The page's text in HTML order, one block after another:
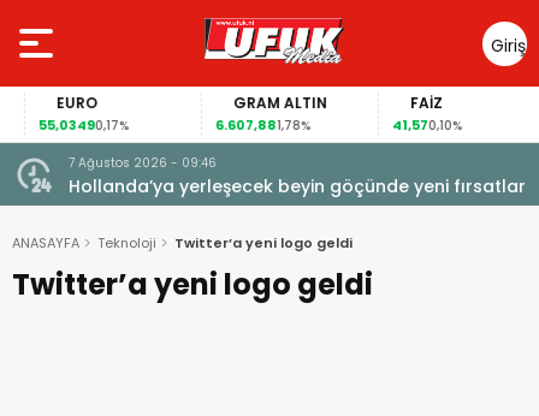
Giriş
Yap
EURO
55,03490,17%
GRAM ALTIN
6.607,881,78%
FAİZ
41,570,10%
7 Ağustos 2026 - 09:46
Hollanda’ya yerleşecek beyin göçünde yeni fırsatlar
ANASAYFA Teknoloji Twitter’a yeni logo geldi
Twitter’a yeni logo geldi